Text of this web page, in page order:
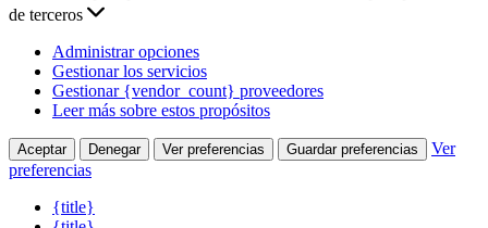
de terceros
Administrar opciones
Gestionar los servicios
Gestionar {vendor_count} proveedores
Leer más sobre estos propósitos
Aceptar Denegar Ver preferencias Guardar preferencias
Ver
preferencias
{title}